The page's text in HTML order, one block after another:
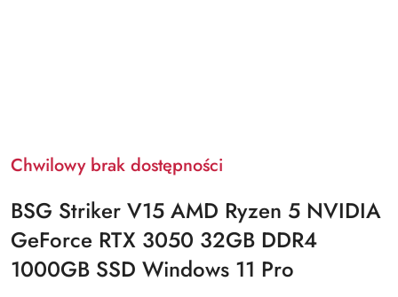
Chwilowy brak dostępności
BSG Striker V15 AMD Ryzen 5 NVIDIA
GeForce RTX 3050 32GB DDR4
1000GB SSD Windows 11 Pro